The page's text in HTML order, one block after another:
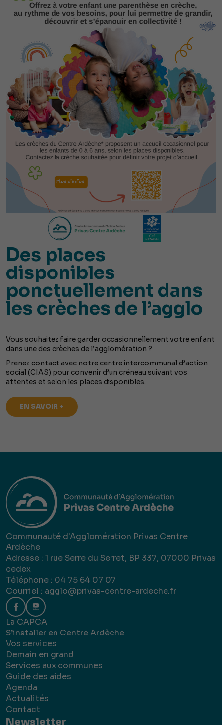
Des places
disponibles
ponctuellement dans
les crèches de l’agglo
Vous souhaitez faire garder occasionnellement votre enfant
dans une des crèches de l’agglomération ?
Prenez contact avec notre centre intercommunal d’action
social (CIAS) pour convenir d’un créneau suivant vos
attentes et selon les places disponibles.
EN SAVOIR +
Communauté d'Agglomération Privas Centre
Ardèche
Adresse : 1 rue Serre du Serret, BP 337, 07000 Privas
cedex
Téléphone : 04 75 64 07 07
Courriel : agglo@privas-centre-ardeche.fr
La CAPCA
S’installer en Centre Ardèche
Vos services
Demain en grand
Services aux communes
Guide des aides
Agenda
Actualités
Contact
Newsletter